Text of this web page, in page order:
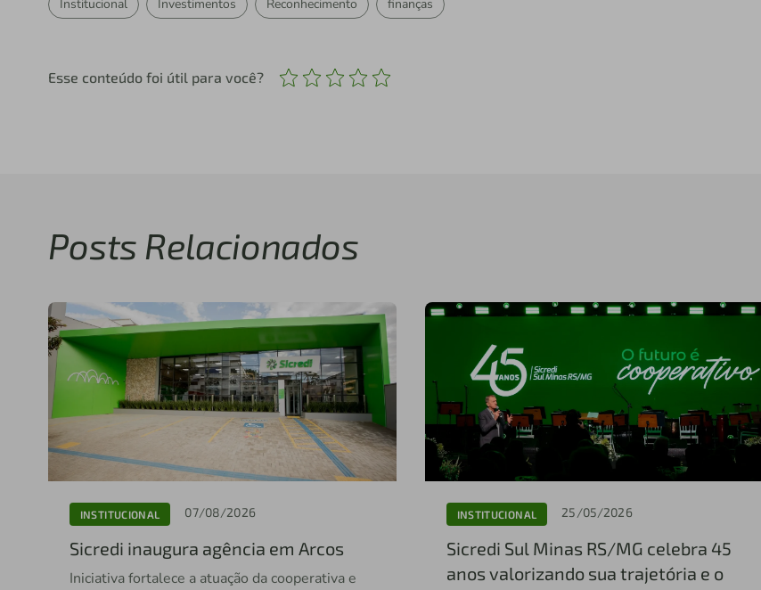
Institucional Investimentos Reconhecimento finanças
Esse conteúdo foi útil para você?
Posts Relacionados
INSTITUCIONAL 07/08/2026
Sicredi inaugura agência em Arcos
Iniciativa fortalece a atuação da cooperativa e
INSTITUCIONAL 25/05/2026
Sicredi Sul Minas RS/MG celebra 45
anos valorizando sua trajetória e o